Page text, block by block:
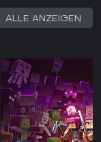
ist als
erhältlich,
sich um eine
mehr vom
ALLE ANZEIGEN